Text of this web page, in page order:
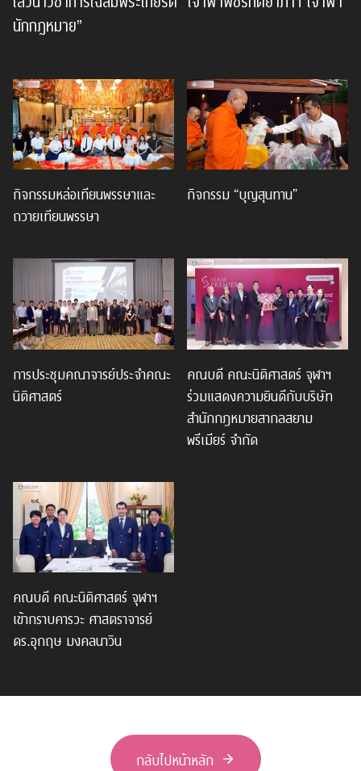
นักกฎหมาย”
กิจกรรมหล่อเทียนพรรษาและ
ถวายเทียนพรรษา
กิจกรรม “บุญสุนทาน”
การประชุมคณาจารย์ประจำคณะ
นิติศาสตร์
คณบดี คณะนิติศาสตร์ จุฬาฯ
ร่วมแสดงความยินดีกับบริษัท
สำนักกฎหมายสากลสยาม
พรีเมียร์ จำกัด
คณบดี คณะนิติศาสตร์ จุฬาฯ
เข้ากราบคารวะ ศาสตราจารย์
ดร.อุกฤษ มงคลนาวิน
กลับไปหน้าหลัก